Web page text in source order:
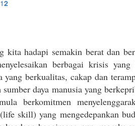
yang berkualitas, cakap dan
daya manusia yang
berkomitmen
skill) yang mengedepankan
keadaan bagaimana pun, mereka
membuktikan bahwa